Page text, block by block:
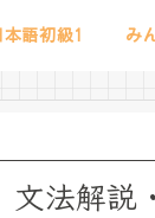
語初級1 み
法解説